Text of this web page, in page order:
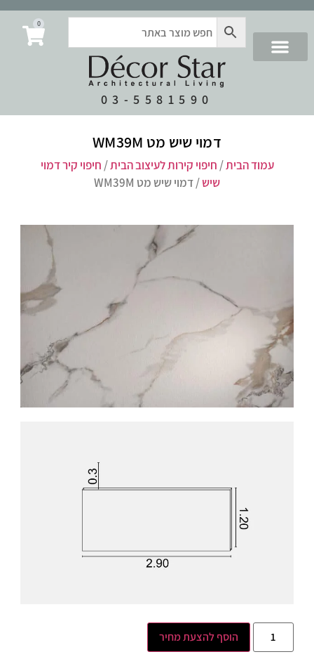
03-5581590
0
דמוי שיש מט WM39M
עמוד הבית/ חיפוי קירות לעיצוב הבית/ חיפוי קיר דמוי
שיש/ דמוי שיש מט WM39M
הוסף להצעת מחיר